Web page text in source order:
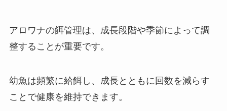
アロワナの餌管理は、成長段階や季節によって調
整することが重要です。
幼魚は頻繁に給餌し、成長とともに回数を減らす
ことで健康を維持できます。